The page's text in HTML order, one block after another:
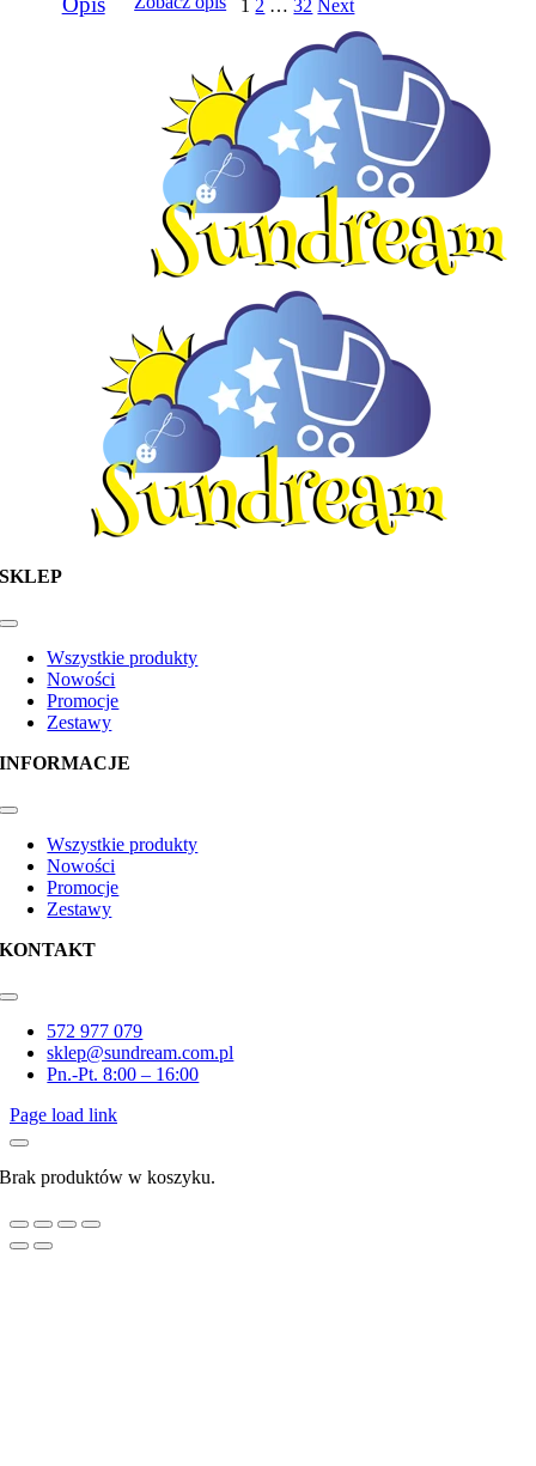
1 2 … 32 Next
SKLEP
Toggle
NavigationWszystkie produkty
Nowości
Promocje
Zestawy
INFORMACJE
Toggle
NavigationWszystkie produkty
Nowości
Promocje
Zestawy
KONTAKT
Toggle
Navigation572 977 079
sklep@sundream.com.pl
Pn.-Pt. 8:00 – 16:00
Page load link
Brak produktów w koszyku.